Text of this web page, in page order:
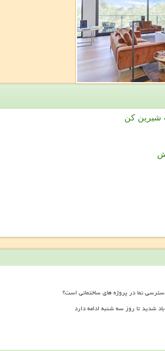
شیرین کن
نما در پروژه های ساختمانی است؟